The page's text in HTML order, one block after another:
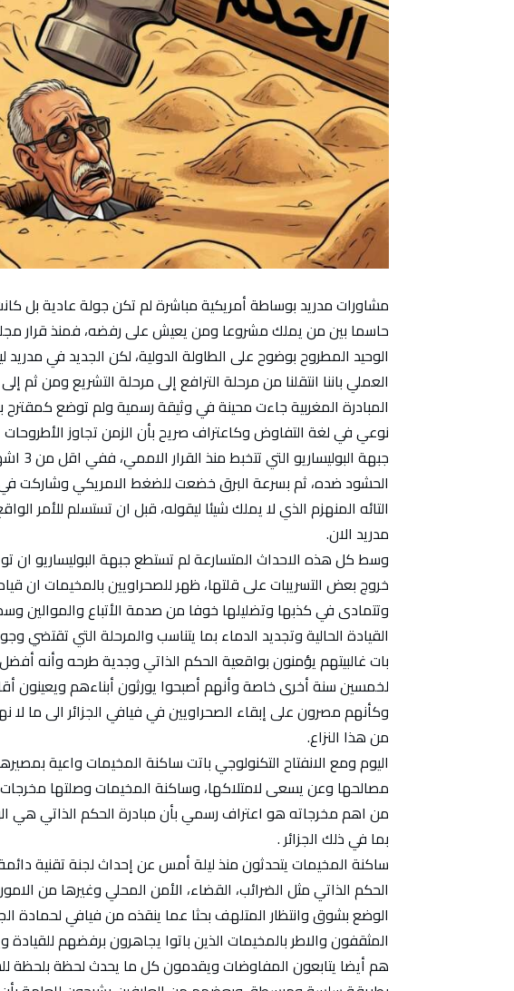
مشاورات مدريد بوساطة أمريكية مباشرة لم تكن جولة عادية بل
الوحيد المطروح بوضوح على الطاولة الدولية، لكن الجديد في مدريد
العملي باننا انتقلنا من مرحلة الترافع إلى مرحلة التشريع ومن ثم إلى
المبادرة المغربية جاءت محينة في وثيقة رسمية ولم توضع كمقترح
نوعي في لغة التفاوض وكاعتراف صريح بأن الزمن تجاوز الأطروحات
جبهة
الحشود ضده، ثم بسرعة البرق خضعت للضغط الامريكي وشاركت في
التائه المنهزم الذي لا يملك شيئا ليقوله، قبل ان تستسلم للأمر
مدريد الان.
وسط كل هذه الاحداث المتسارعة لم تستطع جبهة البوليساريو ان
خروج بعض التسريبات على قلتها، ظهر للصحراويين بالمخيمات ان
وتتمادى في كذبها وتضليلها خوفا من صدمة الأتباع والموالين
القيادة الحالية وتجديد الدماء بما يتناسب والمرحلة التي تقتضي
بات غالبيتهم يؤمنون بواقعية الحكم الذاتي وجدية طرحه وأنه أفضل
لخمسين سنة أخرى خاصة وأنهم أصبحوا يورثون أبناءهم
وكأنهم مصرون على إبقاء الصحراويين في فيافي الجزائر الى ما
من هذا النزاع.
اليوم ومع الانفتاح التكنولوجي باتت ساكنة المخيمات واعية
مصالحها وعن يسعى لامتلاكها، وساكنة المخيمات وصلتها مخرجات
من اهم مخرجاته هو اعتراف رسمي بأن مبادرة الحكم الذاتي هي
بما في ذلك الجزائر .
ساكنة المخيمات يتحدثون منذ ليلة أمس عن إحداث لجنة تقنية
الحكم الذاتي مثل الضرائب، القضاء، الأمن المحلي وغيرها من
الوضع بشوق وانتظار المتلهف بحثا عما ينقذه من فيافي لحمادة
المثقفون والاطر بالمخيمات الذين باتوا يجاهرون برفضهم
هم أيضا يتابعون المفاوضات ويقدمون كل ما يحدث لحظة بلحظة